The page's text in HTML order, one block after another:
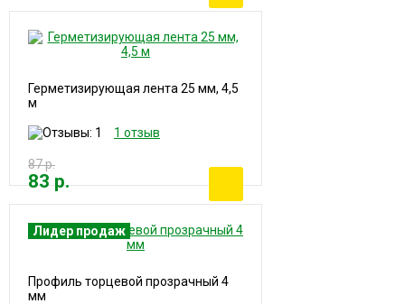
Герметизирующая лента 25 мм, 4,5
м
1 отзыв
87 р.
83 р.
Лидер продаж
Профиль торцевой прозрачный 4
мм